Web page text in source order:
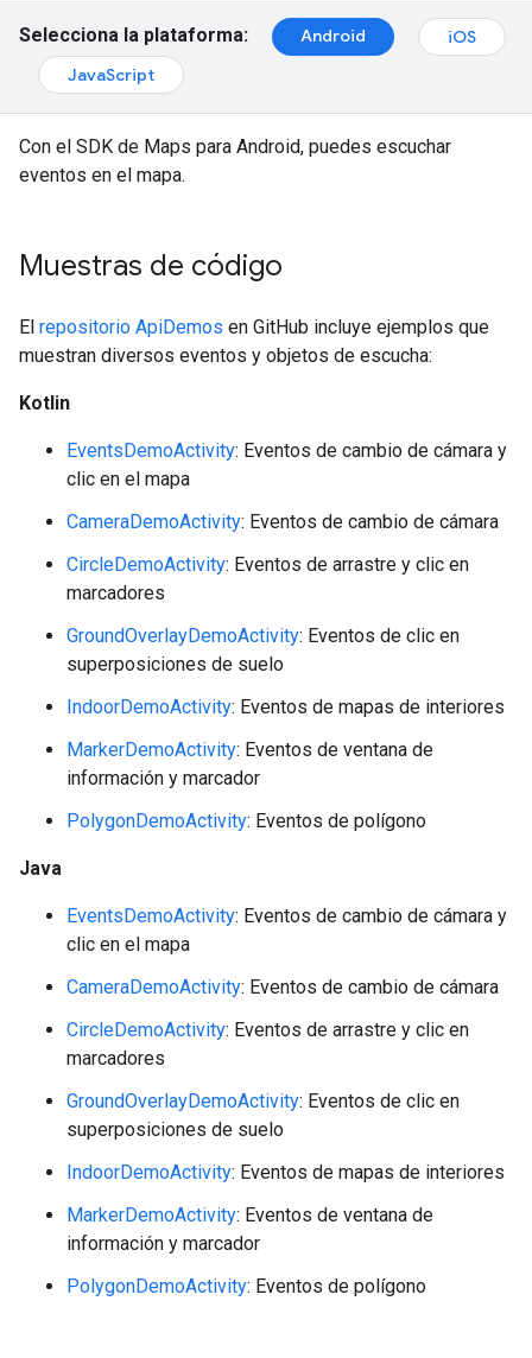
Selecciona la plataforma: Android
iOS
JavaScript
Con el SDK de Maps para Android, puedes escuchar
eventos en el mapa.
Muestras de código
El repositorio ApiDemos en GitHub incluye ejemplos que
muestran diversos eventos y objetos de escucha:
Kotlin
EventsDemoActivity: Eventos de cambio de cámara y
clic en el mapa
CameraDemoActivity: Eventos de cambio de cámara
CircleDemoActivity: Eventos de arrastre y clic en
marcadores
GroundOverlayDemoActivity: Eventos de clic en
superposiciones de suelo
IndoorDemoActivity: Eventos de mapas de interiores
MarkerDemoActivity: Eventos de ventana de
información y marcador
PolygonDemoActivity: Eventos de polígono
Java
EventsDemoActivity: Eventos de cambio de cámara y
clic en el mapa
CameraDemoActivity: Eventos de cambio de cámara
CircleDemoActivity: Eventos de arrastre y clic en
marcadores
GroundOverlayDemoActivity: Eventos de clic en
superposiciones de suelo
IndoorDemoActivity: Eventos de mapas de interiores
MarkerDemoActivity: Eventos de ventana de
información y marcador
PolygonDemoActivity: Eventos de polígono